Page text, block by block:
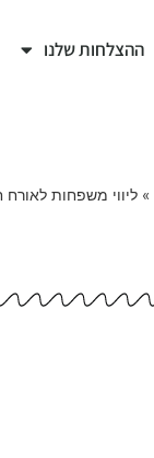
ההצלחות שלנו
» ליווי משפחות לאורח